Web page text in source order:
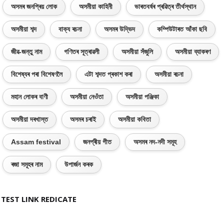
অসমৰ জনপ্ৰিয় লোক অসমীয়া কাহিনী ভাৰতবৰ্ষৰ প্ৰৱিত্ৰ তীৰ্থস্থান
অসমীয়া শব্দ বাক্য ৰচনা অসমৰ উদ্ভিদ কম্পিউটাৰত আঁকা ছবি
জীৱ-জন্তু নাম গণিতৰ সূত্ৰাৱলী অসমীয়া সঁজুলি অসমীয়া ব্যাকৰণ
বিশেষ্যৰ পৰা বিশেষণলৈ এটা শব্দত প্ৰকাশ কৰা অসমীয়া ৰচনা
মহান লোকৰ বাণী অসমীয়া নেওঁতা অসমীয়া পঞ্জিকা
অসমীয়া দৰখাস্ত অসমৰ চৰাই অসমীয়া কবিতা
Assam festival জনপ্ৰীয় গীত অসমৰ নদ-নদী সমূহ
ৰজা সমূহৰ নাম উপাৰ্জন কৰক
TEST LINK REDICATE